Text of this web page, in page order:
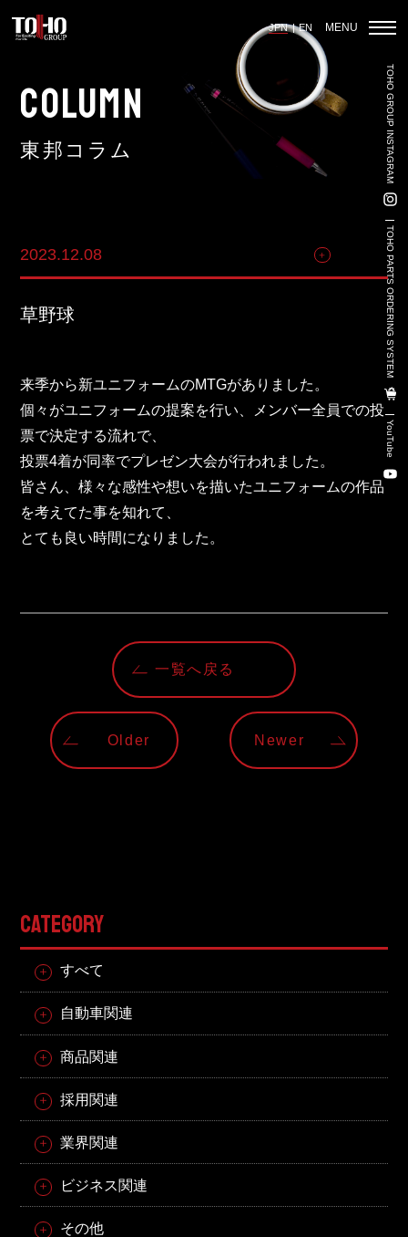
JPN EN MENU
中古車販売事業
輸出入事業
新卒・キャリア採用コンサルティング事業
人材紹介事業
DX事業
東邦自動車 株式会社
株式会社 東邦アウトフロイデ
株式会社 ワールドパーツ
株式会社 ソナティック
TOHO PARTS ORDERING SYSTEM
TOHO GROUP INSTAGRAM
YouTube
TOHO GROUP INSTAGRAM
TOHO PARTS ORDERING SYSTEM
YouTube
COLUMN
東邦コラム
2023.12.08 その他
草野球
来季から新ユニフォームのMTGがありました。
個々がユニフォームの提案を行い、メンバー全員での投
票で決定する流れで、
投票4着が同率でプレゼン大会が行われました。
皆さん、様々な感性や想いを描いたユニフォームの作品
を考えてた事を知れて、
とても良い時間になりました。
一覧へ戻る
Older Newer
CATEGORY
すべて
自動車関連
商品関連
採用関連
業界関連
ビジネス関連
その他